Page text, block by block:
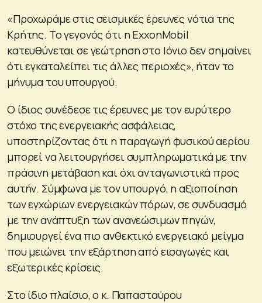
«Προχωράμε στις σεισμικές έρευνες νότια της
Κρήτης. Το γεγονός ότι η ExxonMobil
κατευθύνεται σε γεώτρηση στο Ιόνιο δεν σημαίνει
ότι εγκαταλείπει τις άλλες περιοχές», ήταν το
μήνυμα του υπουργού.
Ο ίδιος συνέδεσε τις έρευνες με τον ευρύτερο
στόχο της ενεργειακής ασφάλειας,
υποστηρίζοντας ότι η παραγωγή φυσικού αερίου
μπορεί να λειτουργήσει συμπληρωματικά με την
πράσινη μετάβαση και όχι ανταγωνιστικά προς
αυτήν. Σύμφωνα με τον υπουργό, η αξιοποίηση
των εγχώριων ενεργειακών πόρων, σε συνδυασμό
με την ανάπτυξη των ανανεώσιμων πηγών,
δημιουργεί ένα πιο ανθεκτικό ενεργειακό μείγμα
που μειώνει την εξάρτηση από εισαγωγές και
εξωτερικές κρίσεις.
Στο ίδιο πλαίσιο, ο κ. Παπασταύρου